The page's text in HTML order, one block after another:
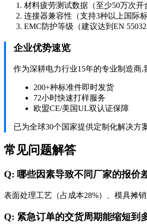
材料疲劳测试数据（至少50万次开
连接器兼容性（支持3种以上国际标
EMC防护等级（建议达到EN 55032
企业优势速览
作为深耕电力行业15年的专业制造商,
200+种标准件即时发货
72小时快速打样服务
欧盟CE/美国UL双认证保障
已为全球30个国家提供定制化解决方
常见问题解答
Q: 哪些因素导致不同厂家的报价
表面处理工艺（占成本28%）、模具摊
Q: 紧急订单的交货周期能缩短到